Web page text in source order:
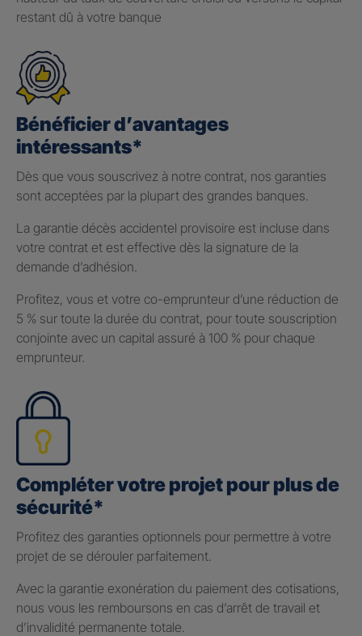
restant dû à votre banque
Bénéficier d’avantages
intéressants*
Dès que vous souscrivez à notre contrat, nos garanties
sont acceptées par la plupart des grandes banques.
La garantie décès accidentel provisoire est incluse dans
votre contrat et est effective dès la signature de la
demande d’adhésion.
Profitez, vous et votre co-emprunteur d’une réduction de
5 % sur toute la durée du contrat, pour toute souscription
conjointe avec un capital assuré à 100 % pour chaque
emprunteur.
Compléter votre projet pour plus de
sécurité*
Profitez des garanties optionnels pour permettre à votre
projet de se dérouler parfaitement.
Avec la garantie exonération du paiement des cotisations,
nous vous les remboursons en cas d’arrêt de travail et
d’invalidité permanente totale.